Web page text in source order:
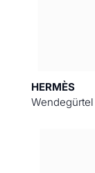
HERMÈS